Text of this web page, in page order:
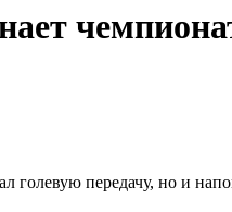
голевую передачу, но и